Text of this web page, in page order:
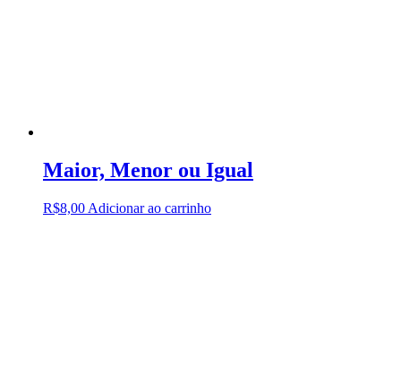
Maior, Menor ou Igual
R$8,00 Adicionar ao carrinho